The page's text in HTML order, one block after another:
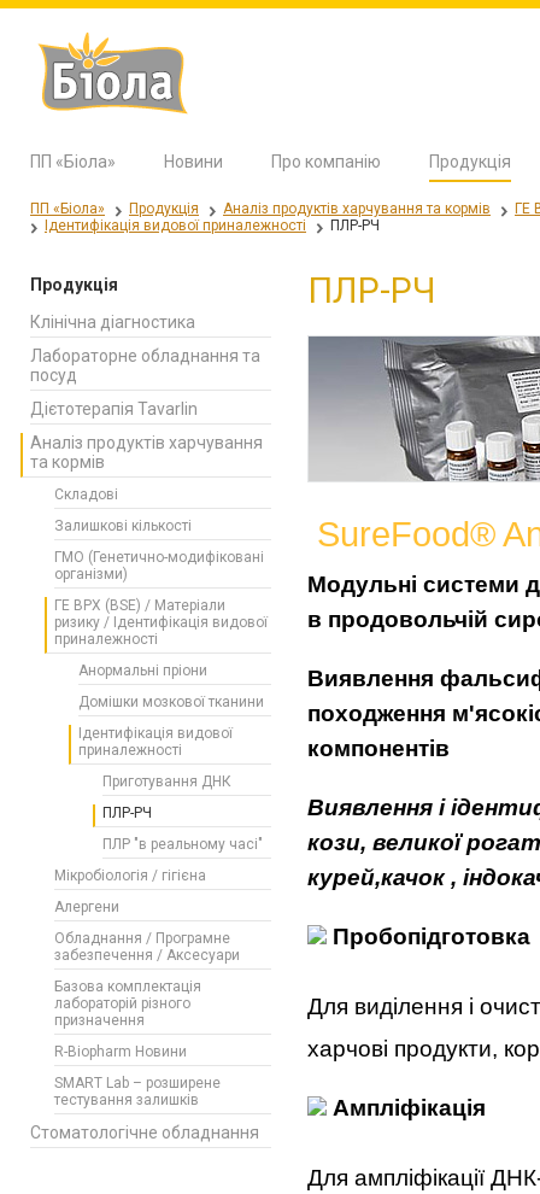
ПП «Біола» Новини Про компанію Продукція
ПП «Біола» Продукція Аналіз продуктів харчування та кормів
ГЕ
Ідентифікація видової приналежності
ПЛР-РЧ
Продукція
Клінічна діагностика
Лабораторне обладнання та
посуд
Дієтотерапія Tavarlin
Аналіз продуктів харчування
та кормів
Складові
Залишкові кількості
ГМО (Генетично-модифіковані
організми)
ГЕ ВРХ (BSE) / Матеріали
ризику / Ідентифікація видової
приналежності
Анормальні пріони
Домішки мозкової тканини
Ідентифікація видової
приналежності
Приготування ДНК
ПЛР-РЧ
ПЛР "в реальному часі"
Мікробіологія / гігієна
Алергени
Обладнання / Програмне
забезпечення / Аксесуари
Базова комплектація
лабораторій різного
призначення
R-Biopharm Новини
SMART Lab – розширене
тестування залишків
Стоматологічне обладнання
ПЛР-РЧ
SureFood®
Модульні системи
в продовольчій с
Виявлення
походження м'ясокі
компонентів
Виявлення і і
кози, великої
курей,качок, індо
Пробопідготовка
Для виділення і
харчові продукти,
Ампліфікація
Для ампліфікації